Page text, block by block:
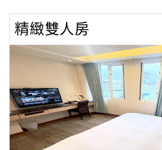
精緻雙人房